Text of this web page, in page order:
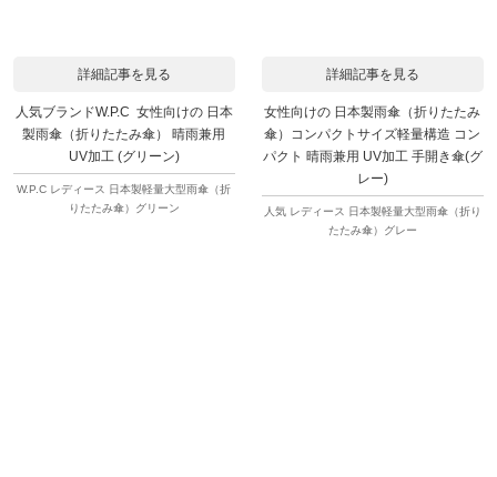
詳細記事を見る
人気ブランドW.P.C 女性向けの 日本
製雨傘（折りたたみ傘） 晴雨兼用
UV加工 (グリーン)
W.P.C レディース 日本製軽量大型雨傘（折
りたたみ傘）グリーン
詳細記事を見る
女性向けの 日本製雨傘（折りたたみ
傘）コンパクトサイズ軽量構造 コン
パクト 晴雨兼用 UV加工 手開き傘(グ
レー)
人気 レディース 日本製軽量大型雨傘（折り
たたみ傘）グレー